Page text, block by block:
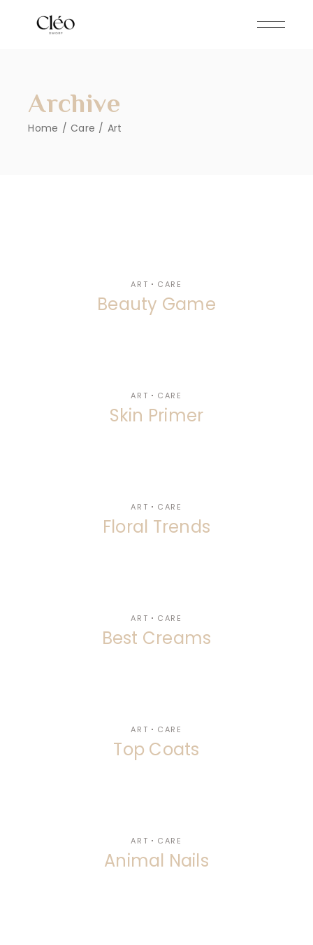
Archive
Home Care Art
ART CARE
Beauty Game
ART CARE
Skin Primer
ART CARE
Floral Trends
ART CARE
Best Creams
ART CARE
Top Coats
ART CARE
Animal Nails